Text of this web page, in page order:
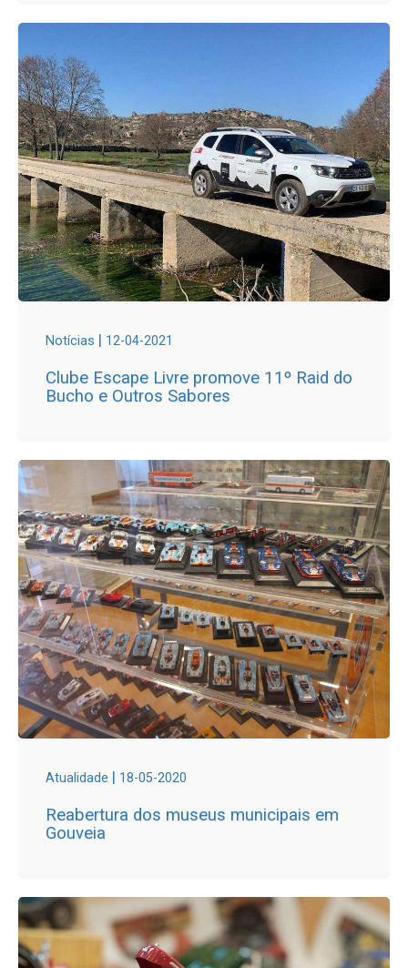
Notícias | 12-04-2021
Clube Escape Livre promove 11º Raid do
Bucho e Outros Sabores
Atualidade | 18-05-2020
Reabertura dos museus municipais em
Gouveia